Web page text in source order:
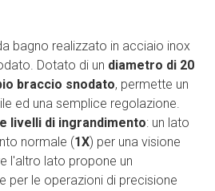
bagno realizzato in acciaio inox
Dotato di un diametro di 20
braccio snodato, permette un
ed una semplice regolazione.
livelli di ingrandimento: un lato
normale (1X) per una visione
l'altro lato propone un
per le operazioni di precisione